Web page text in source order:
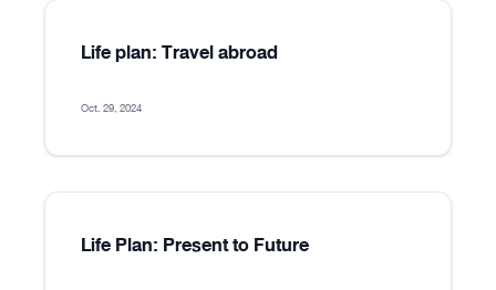
Life plan: Travel abroad
Oct. 29, 2024
Life Plan: Present to Future